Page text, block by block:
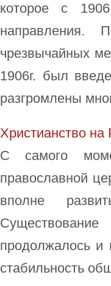
которое с
направления.
чрезвычайных
1906г. был
разгромлены
Христианство на
С самого
православной
вполне
продолжалось и
стабильность